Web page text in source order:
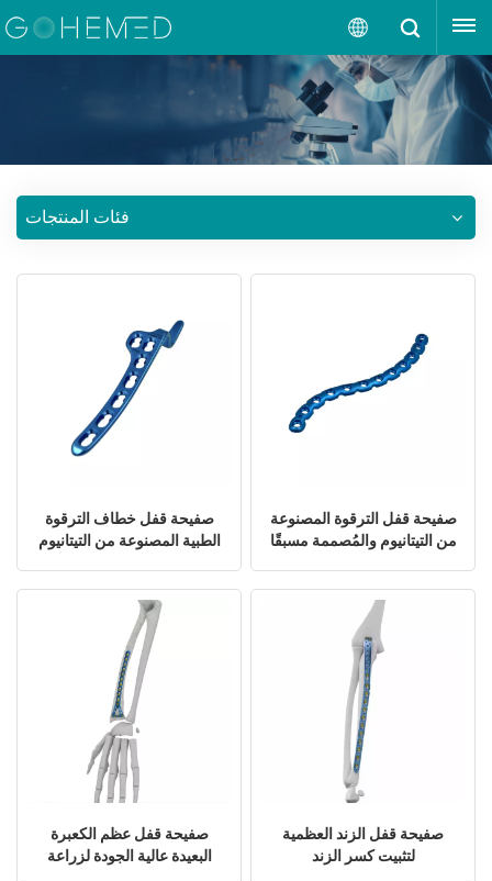
العربية
English
português
إقتبس
فئات المنتجات
صفيحة قفل خطاف الترقوة
الطبية المصنوعة من التيتانيوم
صفيحة قفل الترقوة المصنوعة
من التيتانيوم والمُصممة مسبقًا
صفيحة قفل عظم الكعبرة
البعيدة عالية الجودة لزراعة
صفيحة قفل الزند العظمية
لتثبيت كسر الزند